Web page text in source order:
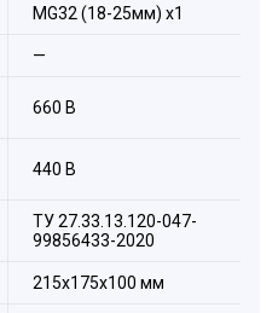
МG32 (18-25мм) х1
—
660 В
440 В
ТУ 27.33.13.120-047-
99856433-2020
215х175х100 мм